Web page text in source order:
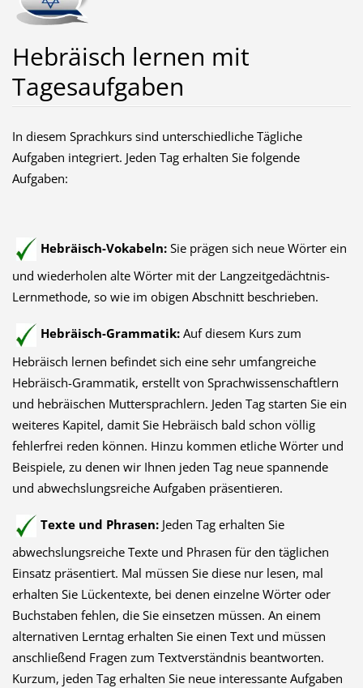
Hebräisch lernen mit
Tagesaufgaben
In diesem Sprachkurs sind unterschiedliche Tägliche
Aufgaben integriert. Jeden Tag erhalten Sie folgende
Aufgaben:
Hebräisch-Vokabeln:Sie prägen sich neue Wörter ein
und wiederholen alte Wörter mit der Langzeitgedächtnis-
Lernmethode, so wie im obigen Abschnitt beschrieben.
Hebräisch-Grammatik:Auf diesem Kurs zum
Hebräisch lernen befindet sich eine sehr umfangreiche
Hebräisch-Grammatik, erstellt von Sprachwissenschaftlern
und hebräischen Muttersprachlern. Jeden Tag starten Sie ein
weiteres Kapitel, damit Sie Hebräisch bald schon völlig
fehlerfrei reden können. Hinzu kommen etliche Wörter und
Beispiele, zu denen wir Ihnen jeden Tag neue spannende
und abwechslungsreiche Aufgaben präsentieren.
Texte und Phrasen:Jeden Tag erhalten Sie
abwechslungsreiche Texte und Phrasen für den täglichen
Einsatz präsentiert. Mal müssen Sie diese nur lesen, mal
erhalten Sie Lückentexte, bei denen einzelne Wörter oder
Buchstaben fehlen, die Sie einsetzen müssen. An einem
alternativen Lerntag erhalten Sie einen Text und müssen
anschließend Fragen zum Textverständnis beantworten.
Kurzum, jeden Tag erhalten Sie neue interessante Aufgaben